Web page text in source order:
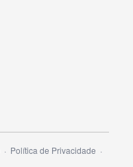
Política de Privacidade